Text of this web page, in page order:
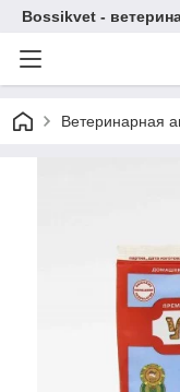
Bossikvet -
Ветеринарная